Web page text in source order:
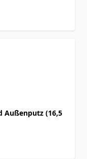
Außenputz (16,5